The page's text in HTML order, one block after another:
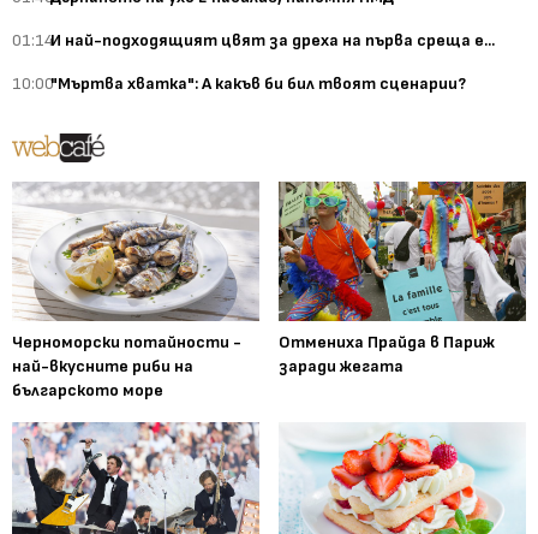
01:14И най-подходящият цвят за дреха на първа среща е...
10:00"Мъртва хватка": А какъв би бил твоят сценарии?
Черноморски потайности -
най-вкусните риби на
българското море
Отмениха Прайда в Париж
заради жегата